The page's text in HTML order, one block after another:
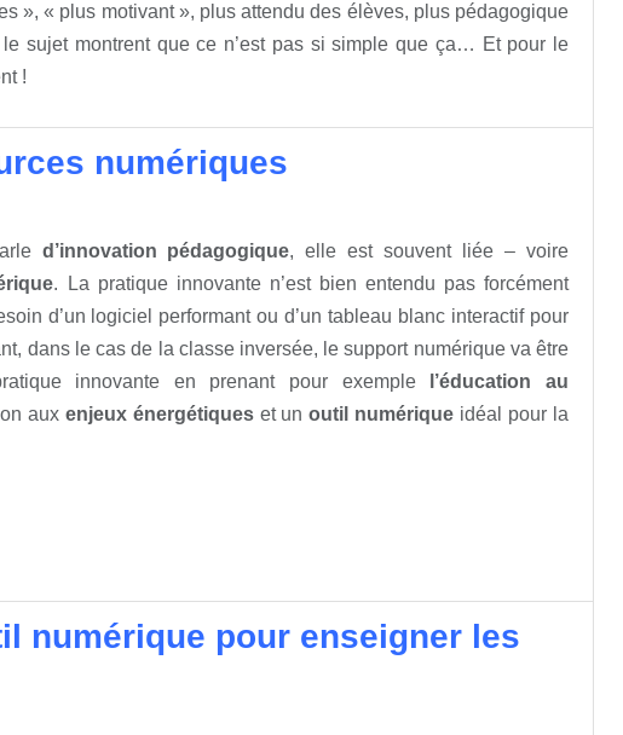
», « plus motivant », plus attendu des élèves, plus pédagogique
sujet montrent que ce n’est pas si simple que ça… Et pour le
!
numériques
d’innovation pédagogique, elle est souvent liée – voire
. La pratique innovante n’est bien entendu pas forcément
d’un logiciel performant ou d’un tableau blanc interactif pour
dans le cas de la classe inversée, le support numérique va être
innovante en prenant pour exemple
l’éducation au
aux enjeux énergétiqueset unoutil numérique idéal pour la
numérique pour enseigner les